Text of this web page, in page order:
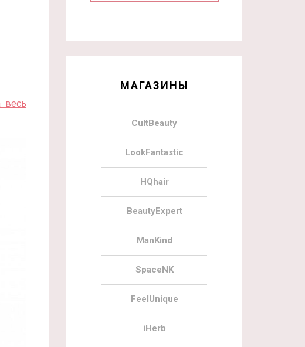
весь
МАГАЗИНЫ
CultBeauty
LookFantastic
HQhair
BeautyExpert
ManKind
SpaceNK
FeelUnique
iHerb